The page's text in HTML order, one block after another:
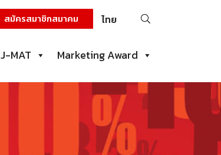
สมัครสมาชิกสมาคม ไทย
ค้นหา
J-MAT Marketing Award